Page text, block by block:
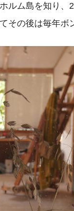
ルム島を知り、
その後は毎年ボ